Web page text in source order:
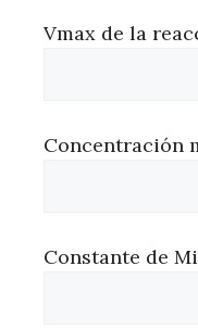
Vmax de la
Concentración
Constante de